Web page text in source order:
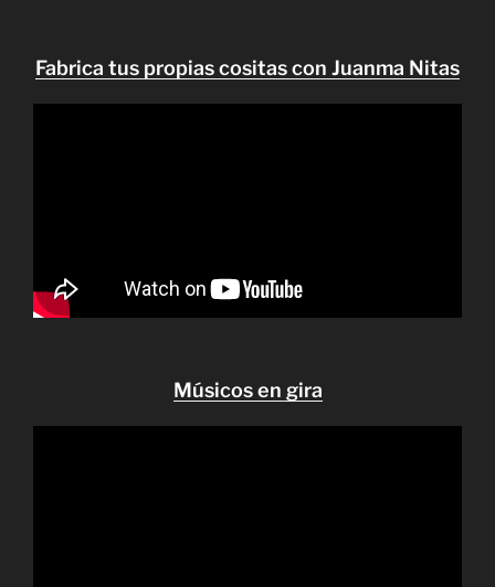
Fabrica tus propias cositas con Juanma Nitas
Músicos en gira